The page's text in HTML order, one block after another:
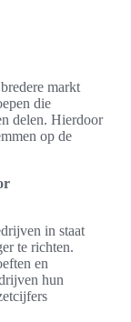
markt
die
delen. Hierdoor
op de
in staat
te richten.
en
hun